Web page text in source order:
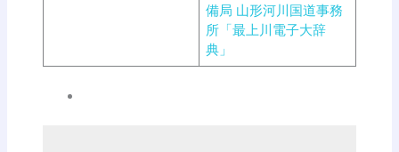
備局 山形河川国道事務
所「最上川電子大辞
典」